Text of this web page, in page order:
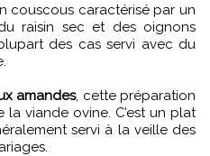
couscous caractérisé par un
raisin sec et des oignons
des cas servi avec du
amandes, cette préparation
viande ovine. C’est un plat
servi à la veille des